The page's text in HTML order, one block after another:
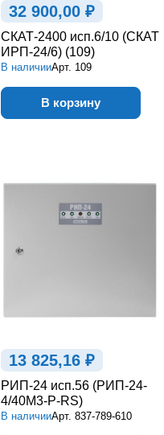
32 900,00 ₽
СКАТ-2400 исп.6/10 (СКАТ
ИРП-24/6) (109)
В наличииАрт. 109
В корзину
13 825,16 ₽
РИП-24 исп.56 (РИП-24-
4/40М3-Р-RS)
В наличииАрт. 837-789-610